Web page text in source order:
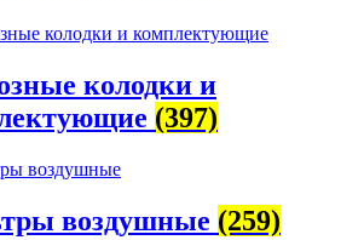
колодки и
(397)
воздушные (259)